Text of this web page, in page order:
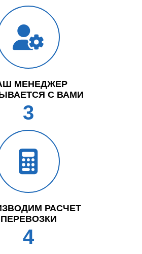
МЕНЕДЖЕР
С ВАМИ
3
РАСЧЕТ
ПЕРЕВОЗКИ
4